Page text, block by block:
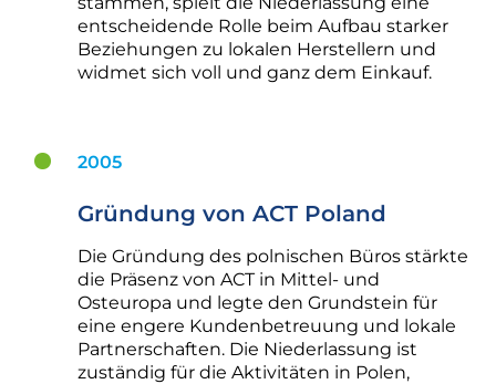
entscheidende Rolle beim Aufbau starker
Beziehungen zu lokalen Herstellern und
widmet sich voll und ganz dem Einkauf.
2005
Gründung von ACT Poland
Die Gründung des polnischen Büros stärkte
die Präsenz von ACT in Mittel- und
Osteuropa und legte den Grundstein für
eine engere Kundenbetreuung und lokale
Partnerschaften. Die Niederlassung ist
zuständig für die Aktivitäten in Polen,